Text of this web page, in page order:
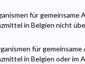
für gemeinsame
in Belgien nicht
für
in Belgien oder im